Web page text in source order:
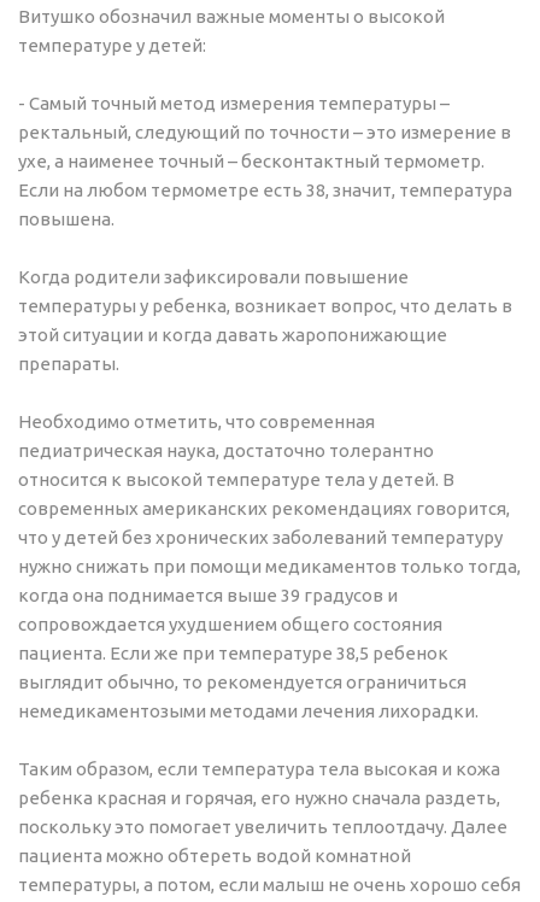
Витушко обозначил важные моменты о высокой
температуре у детей:
- Самый точный метод измерения температуры –
ректальный, следующий по точности – это измерение в
ухе, а наименее точный – бесконтактный термометр.
Если на любом термометре есть 38, значит, температура
повышена.
Когда родители зафиксировали повышение
температуры у ребенка, возникает вопрос, что делать в
этой ситуации и когда давать жаропонижающие
препараты.
Необходимо отметить, что современная
педиатрическая наука, достаточно толерантно
относится к высокой температуре тела у детей. В
современных американских рекомендациях говорится,
что у детей без хронических заболеваний температуру
нужно снижать при помощи медикаментов только тогда,
когда она поднимается выше 39 градусов и
сопровождается ухудшением общего состояния
пациента. Если же при температуре 38,5 ребенок
выглядит обычно, то рекомендуется ограничиться
немедикаментозыми методами лечения лихорадки.
Таким образом, если температура тела высокая и кожа
ребенка красная и горячая, его нужно сначала раздеть,
поскольку это помогает увеличить теплоотдачу. Далее
пациента можно обтереть водой комнатной
температуры, а потом, если малыш не очень хорошо себя